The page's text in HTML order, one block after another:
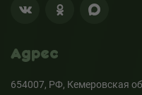
Адрес
654007, РФ, Кемеровская